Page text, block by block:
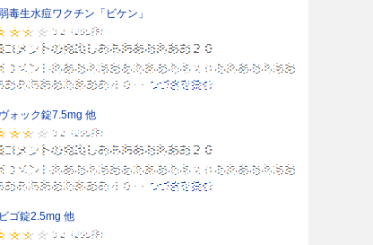
毒生水痘ワクチン「ビケン」
ォック錠7.5mg 他
ゴ錠2.5mg 他